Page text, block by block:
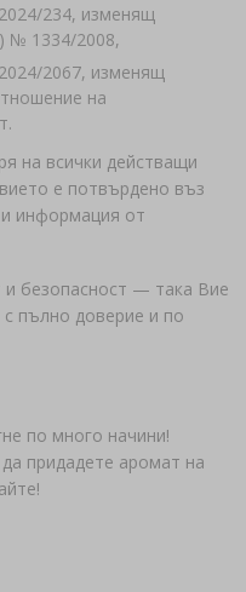
234, изменящ
№ 1334/2008,
2067, изменящ
на
на всички действащи
е потвърдено въз
информация от
безопасност — така Вие
пълно доверие и по
по много начини!
придадете аромат на